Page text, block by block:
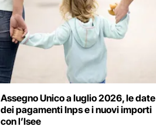
Assegno Unico a luglio 2026, le date
dei pagamenti Inps e i nuovi importi
con l’Isee